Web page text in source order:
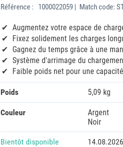
Référence : 1000022059 | Match code:
Augmentez votre espace de
Fixez solidement les charges
Gagnez du temps grâce à une
Système d'arrimage du
Faible poids net pour une
Poids 5,09 kg
Couleur
Argent
Noir
Bientôt disponible 14.08.2026